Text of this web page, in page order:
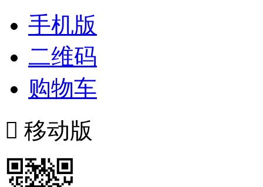
手机版
二维码
购物车
 移动版